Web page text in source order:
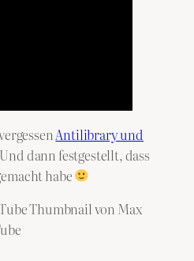
Antilibrary und
dann festgestellt, dass
habe
Thumbnail von Max